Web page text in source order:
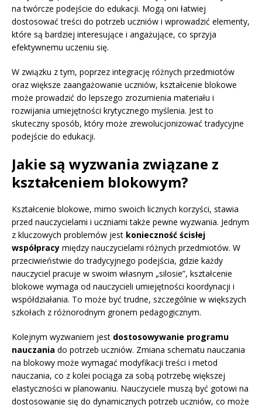
na twórcze podejście do edukacji. Mogą oni łatwiej
dostosować treści do potrzeb uczniów i wprowadzić elementy,
które są bardziej interesujące i angażujące, co sprzyja
efektywnemu uczeniu się.
W związku z tym, poprzez integrację różnych przedmiotów
oraz większe zaangażowanie uczniów, kształcenie blokowe
może prowadzić do lepszego zrozumienia materiału i
rozwijania umiejętności krytycznego myślenia. Jest to
skuteczny sposób, który może zrewolucjonizować tradycyjne
podejście do edukacji.
Jakie są wyzwania związane z
kształceniem blokowym?
Kształcenie blokowe, mimo swoich licznych korzyści, stawia
przed nauczycielami i uczniami także pewne wyzwania. Jednym
z kluczowych problemów jest konieczność ścisłej
współpracy między nauczycielami różnych przedmiotów. W
przeciwieństwie do tradycyjnego podejścia, gdzie każdy
nauczyciel pracuje w swoim własnym „silosie”, kształcenie
blokowe wymaga od nauczycieli umiejętności koordynacji i
współdziałania. To może być trudne, szczególnie w większych
szkołach z różnorodnym gronem pedagogicznym.
Kolejnym wyzwaniem jest dostosowywanie programu
nauczania do potrzeb uczniów. Zmiana schematu nauczania
na blokowy może wymagać modyfikacji treści i metod
nauczania, co z kolei pociąga za sobą potrzebę większej
elastyczności w planowaniu. Nauczyciele muszą być gotowi na
dostosowanie się do dynamicznych potrzeb uczniów, co może